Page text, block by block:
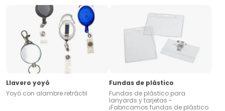
Llavero yoyó
Yoyó con alambre retráctil
Fundas de plástico
Fundas de plástico para
lanyards y tarjetas -
¡Fabricamos fundas de plástico